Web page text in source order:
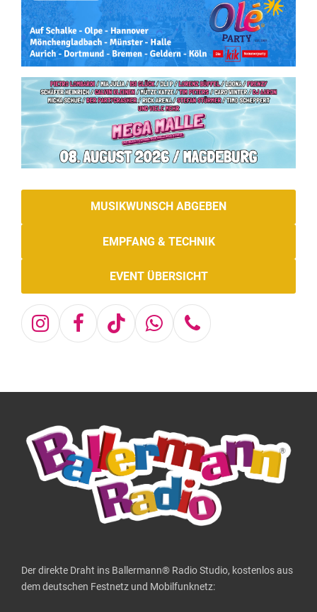
MUSIKWUNSCH ABGEBEN
EMPFANG & TECHNIK
EVENT ÜBERSICHT
Instagram
Facebook
TiktokWhatsapp
Telefon
Der direkte Draht ins Ballermann® Radio Studio, kostenlos aus
dem deutschen Festnetz und Mobilfunknetz: